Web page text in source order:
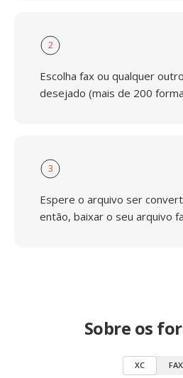
2
Escolha fax ou qualquer
desejado (mais de 200
3
Espere o arquivo ser
então, baixar o seu arquivo
Sobre os
XC FAX